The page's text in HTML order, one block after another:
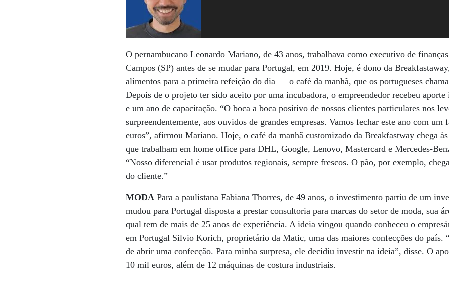
O pernambucano Leonardo Mariano, de 43 anos, trabalhava como executivo de
Campos (SP) antes de se mudar para Portugal, em 2019. Hoje, é dono da
alimentos para a primeira refeição do dia — o café da manhã, que os portugueses
Depois de o projeto ter sido aceito por uma incubadora, o empreendedor recebeu
e um ano de capacitação. “O boca a boca positivo de nossos clientes particulares nos
surpreendentemente, aos ouvidos de grandes empresas. Vamos fechar este ano com
euros”, afirmou Mariano. Hoje, o café da manhã customizado da Breakfastway chega
que trabalham em home office para DHL, Google, Lenovo, Mastercard e Mercedes-
“Nosso diferencial é usar produtos regionais, sempre frescos. O pão, por exemplo,
do cliente.”
MODA Para a paulistana Fabiana Thorres, de 49 anos, o investimento partiu de um
mudou para Portugal disposta a prestar consultoria para marcas do setor de moda, sua
qual tem de mais de 25 anos de experiência. A ideia vingou quando conheceu o
em Portugal Silvio Korich, proprietário da Matic, uma das maiores confecções do país.
de abrir uma confecção. Para minha surpresa, ele decidiu investir na ideia”, disse. O
10 mil euros, além de 12 máquinas de costura industriais.